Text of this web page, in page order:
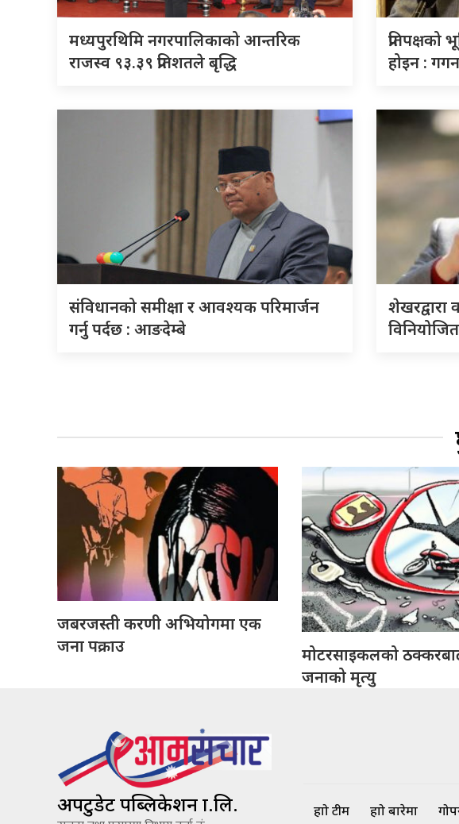
मध्यपुरथिमि नगरपालिकाको आन्तरिक
राजस्व ९३.३९ प्रतिशतले बृद्धि
होइन :
संविधानको समीक्षा र आवश्यक परिमार्जन
गर्नु पर्दछ : आङदेम्बे
शेखरद्वारा
जबरजस्ती करणी अभियोगमा एक
जना पक्राउ
मोटरसाइकलको
जनाको मृत्यु
अपटुडेट पब्लिकेशन प्रा.लि. हाम्रो टीम हाम्रो बारेमा